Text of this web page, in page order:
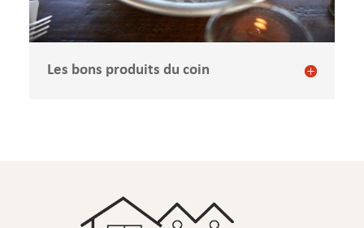
Les bons produits du coin